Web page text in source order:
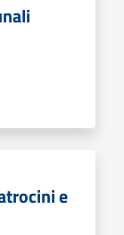
e